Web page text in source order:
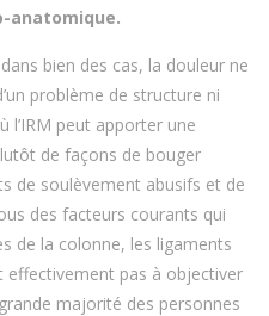
anatomique.
bien des cas, la douleur ne
problème de structure ni
l’IRM peut apporter une
de façons de bouger
de soulèvement abusifs et de
des facteurs courants qui
de la colonne, les ligaments
effectivement pas à objectiver
majorité des personnes